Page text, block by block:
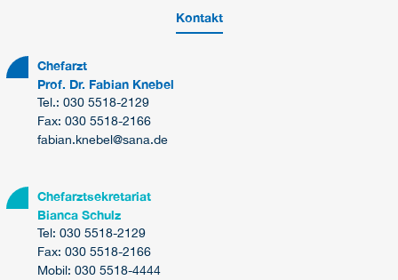
Kontakt
Chefarzt
Prof. Dr. Fabian Knebel
Tel.: 030 5518-2129
Fax: 030 5518-2166
fabian.knebel@sana.de
Chefarztsekretariat
Bianca Schulz
Tel: 030 5518-2129
Fax: 030 5518-2166
Mobil: 030 5518-4444